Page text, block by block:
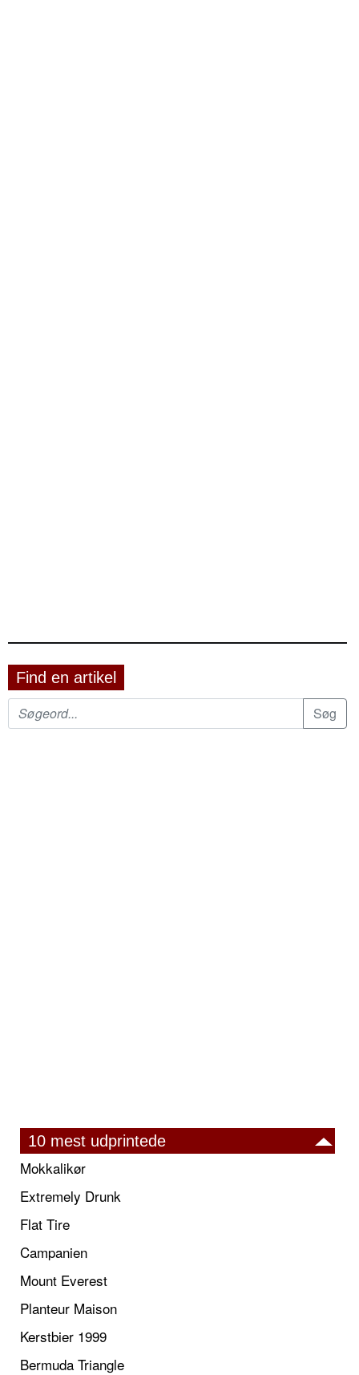
Find en artikel
10 mest udprintede
Mokkalikør
Extremely Drunk
Flat Tire
Campanien
Mount Everest
Planteur Maison
Kerstbier 1999
Bermuda Triangle